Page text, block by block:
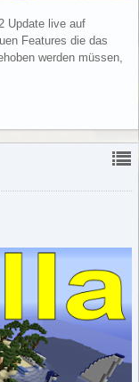
Update live auf
Features die das
werden müssen,